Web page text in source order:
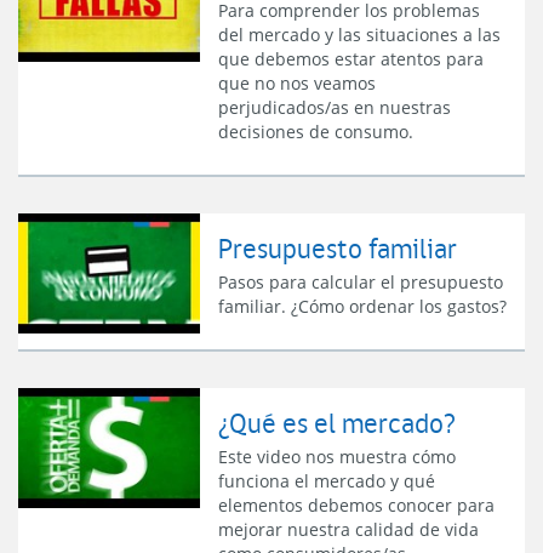
Para comprender los problemas
del mercado y las situaciones a las
que debemos estar atentos para
que no nos veamos
perjudicados/as en nuestras
decisiones de consumo.
Presupuesto familiar
Pasos para calcular el presupuesto
familiar. ¿Cómo ordenar los gastos?
¿Qué es el mercado?
Este video nos muestra cómo
funciona el mercado y qué
elementos debemos conocer para
mejorar nuestra calidad de vida